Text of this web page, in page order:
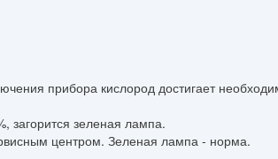
прибора кислород достигает
загорится зеленая лампа.
центром. Зеленая лампа - норма.